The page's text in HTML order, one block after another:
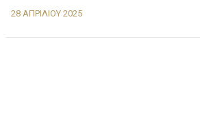
28 ΑΠΡΙΛΊΟΥ 2025